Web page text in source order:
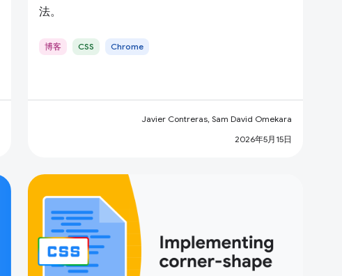
法。
博客 CSS Chrome
Javier Contreras, Sam David Omekara
2026年5月15日